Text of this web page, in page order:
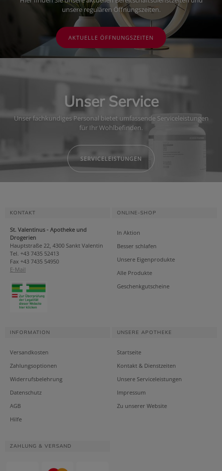
unsere regulären Öffnungszeiten.
AKTUELLE ÖFFNUNGSZEITEN
Unser Service
Unser fachkundiges Personal bietet umfassende Serviceleistungen
für Ihr Wohlbefinden.
SERVICELEISTUNGEN
KONTAKT
St. Valentinus - Apotheke und
Drogerien
Hauptstraße 22, 4300 Sankt Valentin
Tel. +43 7435 52413
Fax +43 7435 54950
E-Mail
ONLINE-SHOP
In Aktion
Besser schlafen
Unsere Eigenprodukte
Alle Produkte
Geschenkgutscheine
INFORMATION
Versandkosten
Zahlungsoptionen
Widerrufsbelehrung
Datenschutz
AGB
Hilfe
UNSERE APOTHEKE
Startseite
Kontakt & Dienstzeiten
Unsere Serviceleistungen
Impressum
Zu unserer Website
ZAHLUNG & VERSAND